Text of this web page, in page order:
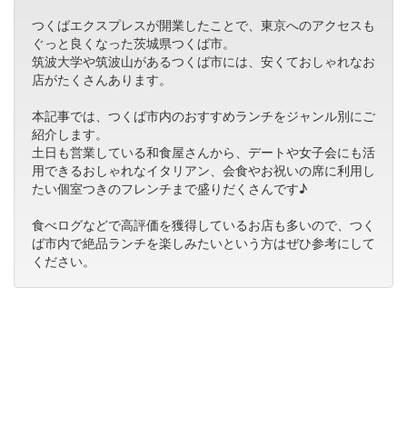
つくばエクスプレスが開業したことで、東京へのアクセスも
ぐっと良くなった茨城県つくば市。
筑波大学や筑波山があるつくば市には、安くておしゃれなお
店がたくさんあります。
本記事では、つくば市内のおすすめランチをジャンル別にご
紹介します。
土日も営業している和食屋さんから、デートや女子会にも活
用できるおしゃれなイタリアン、会食やお祝いの席に利用し
たい個室つきのフレンチまで盛りだくさんです♪
食べログなどで高評価を獲得しているお店も多いので、つく
ば市内で絶品ランチを楽しみたいという方はぜひ参考にして
ください。